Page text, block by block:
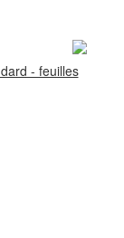
- feuilles